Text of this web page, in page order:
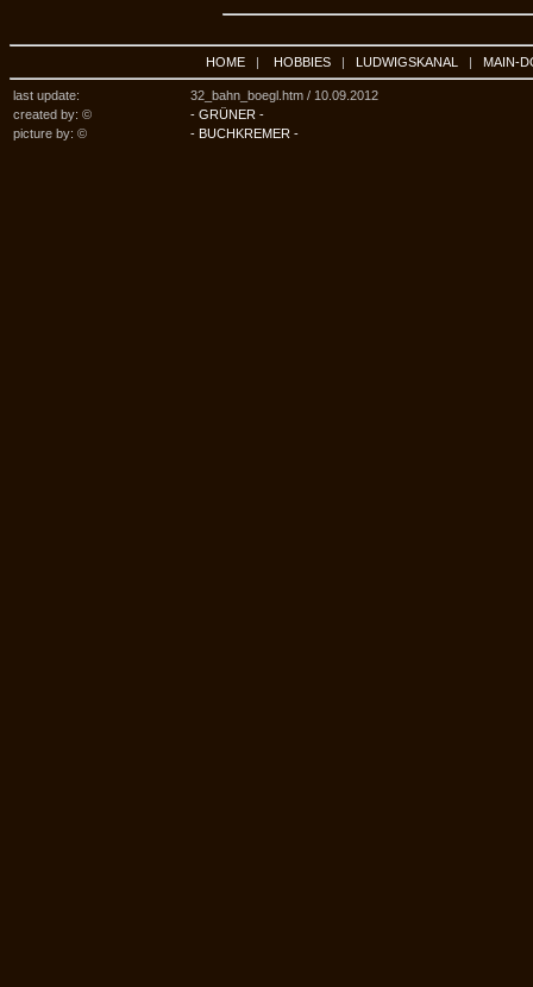
HOME | HOBBIES | LUDWIGSKANAL | MAIN-
last update: 32_bahn_boegl.htm / 10.09.2012
created by: ©
- GRÜNER -
picture by: ©
- BUCHKREMER -